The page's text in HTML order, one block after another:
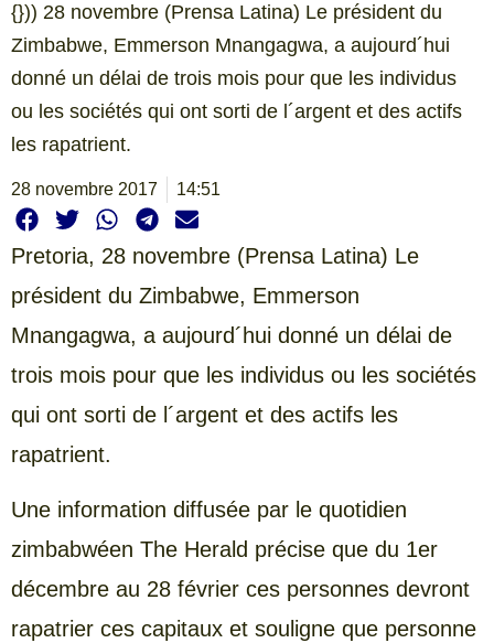
{})) 28 novembre (Prensa Latina) Le président du
Zimbabwe, Emmerson Mnangagwa, a aujourd´hui
donné un délai de trois mois pour que les individus
ou les sociétés qui ont sorti de l´argent et des actifs
les rapatrient.
28 novembre 2017 14:51
Pretoria, 28 novembre (Prensa Latina) Le
président du Zimbabwe, Emmerson
Mnangagwa, a aujourd´hui donné un délai de
trois mois pour que les individus ou les sociétés
qui ont sorti de l´argent et des actifs les
rapatrient.
Une information diffusée par le quotidien
zimbabwéen The Herald précise que du 1er
décembre au 28 février ces personnes devront
rapatrier ces capitaux et souligne que personne